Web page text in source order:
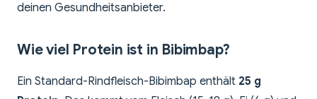
deinen Gesundheitsanbieter.
Wie viel Protein ist in Bibimbap?
Ein Standard-Rindfleisch-Bibimbap enthält 25 g